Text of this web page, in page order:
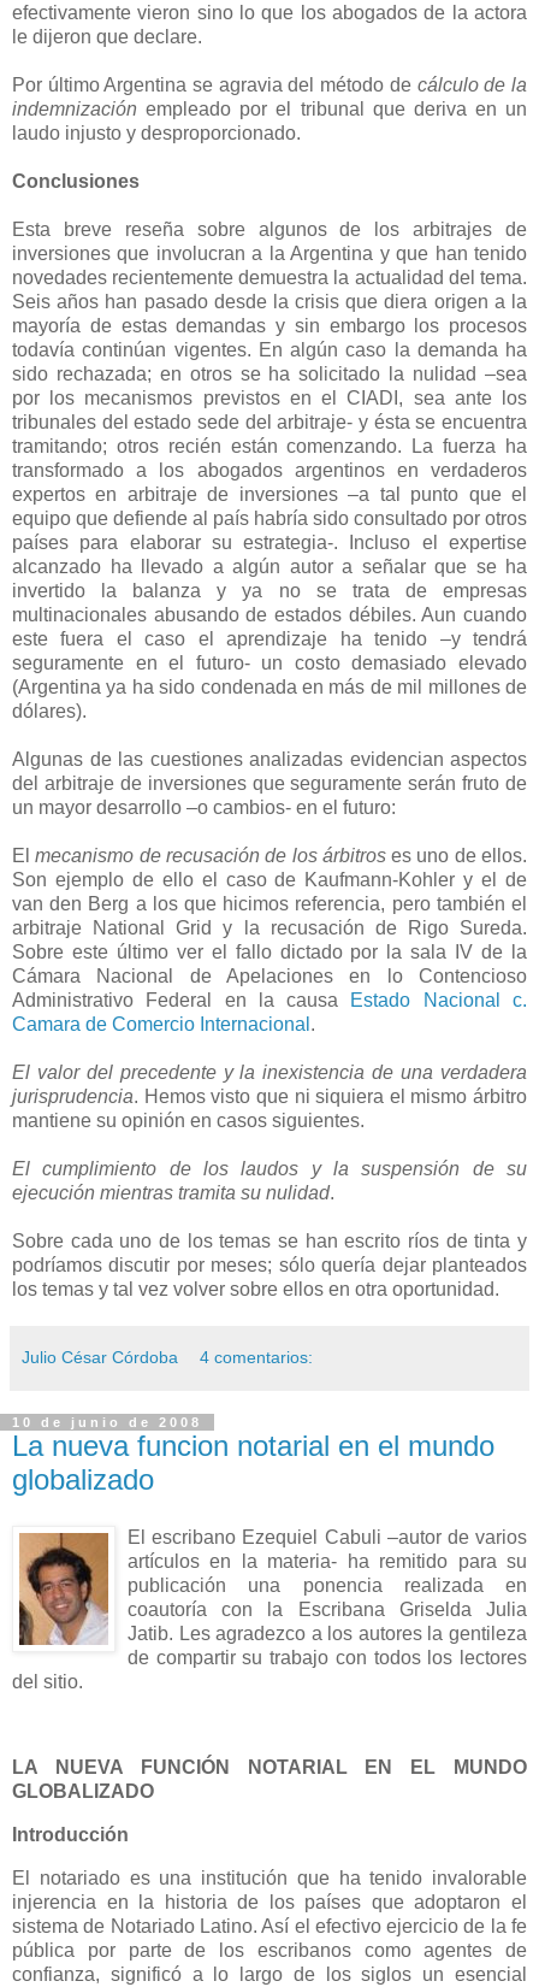
efectivamente vieron sino lo que los abogados de la actora
le dijeron que declare.
Por último Argentina se agravia del método de cálculo de la
indemnizaciónempleado por el tribunal que deriva en un
laudo injusto y desproporcionado.
Conclusiones
Esta breve reseña sobre algunos de los arbitrajes de
inversiones que involucran a
la Argentina y que han tenido
novedades recientemente demuestra la actualidad del tema.
Seis años han pasado desde la crisis que diera origen a la
mayoría de estas demandas y sin embargo los procesos
todavía continúan vigentes. En algún caso la demanda ha
sido rechazada; en otros se ha solicitado la nulidad –sea
por los mecanismos previstos en el CIADI, sea ante los
tribunales del estado sede del arbitraje- y ésta se encuentra
tramitando; otros recién están comenzando. La fuerza ha
transformado a los abogados argentinos en verdaderos
expertos en arbitraje de inversiones –a tal punto que el
equipo que defiende al país habría sido consultado por otros
países para elaborar su estrategia-. Incluso el expertise
alcanzado ha llevado a algún autor a señalar que se ha
invertido la balanza y ya no se trata de empresas
multinacionales abusando de estados débiles. Aun cuando
este fuera el caso el aprendizaje ha tenido –y tendrá
seguramente en el futuro- un costo demasiado elevado
(Argentina ya ha sido condenada en más de mil millones de
dólares).
Algunas de las cuestiones analizadas evidencian aspectos
del arbitraje de inversiones que seguramente serán fruto de
un mayor desarrollo –o cambios- en el futuro:
Elmecanismo de recusación de los árbitroses uno de ellos.
Son ejemplo de ello el caso de Kaufmann-Kohler y el de
van den Berg a los que hicimos referencia, pero también el
arbitraje National Grid y la recusación de Rigo Sureda.
Sobre este último ver el fallo dictado por la sala IV de
la
Cámara Nacional
de Apelaciones en lo Contencioso
Administrativo Federal en la causa Estado Nacional c.
Camara de Comercio Internacional .
El valor del precedente y la inexistencia de una verdadera
jurisprudencia. Hemos visto que ni siquiera el mismo árbitro
mantiene su opinión en casos siguientes.
El cumplimiento de los laudos y la suspensión de su
ejecución mientras tramita su nulidad.
Sobre cada uno de los temas se han escrito ríos de tinta y
podríamos discutir por meses; sólo quería dejar planteados
los temas y tal vez volver sobre ellos en otra oportunidad.
Julio César Córdoba 4 comentarios:
10 de junio de 2008
La nueva funcion notarial en el mundo
globalizado
El escribano Ezequiel Cabuli –autor de varios
artículos en la materia- ha remitido para su
publicación una ponencia realizada en
coautoría con
la Escribana Griselda Julia
Jatib. Les agradezco a los autores la gentileza
de compartir su trabajo con todos los lectores
del sitio.
LA NUEVA FUNCIÓN
NOTARIAL EN EL MUNDO
GLOBALIZADO
Introducción
El notariado es una institución que ha tenido invalorable
injerencia en la historia de los países que adoptaron el
sistema de Notariado Latino. Así el efectivo ejercicio de la fe
pública por parte de los escribanos como agentes de
confianza, significó a lo largo de los siglos un esencial